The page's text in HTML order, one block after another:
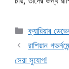
ক্যারিয়ার
রাশিয়ান
সেরা সুযোগ!